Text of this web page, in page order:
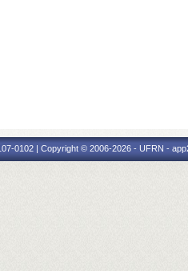
0102 | Copyright © 2006-2026 - UFRN -